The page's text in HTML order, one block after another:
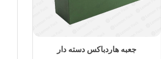
جعبه هاردباکس دسته دار